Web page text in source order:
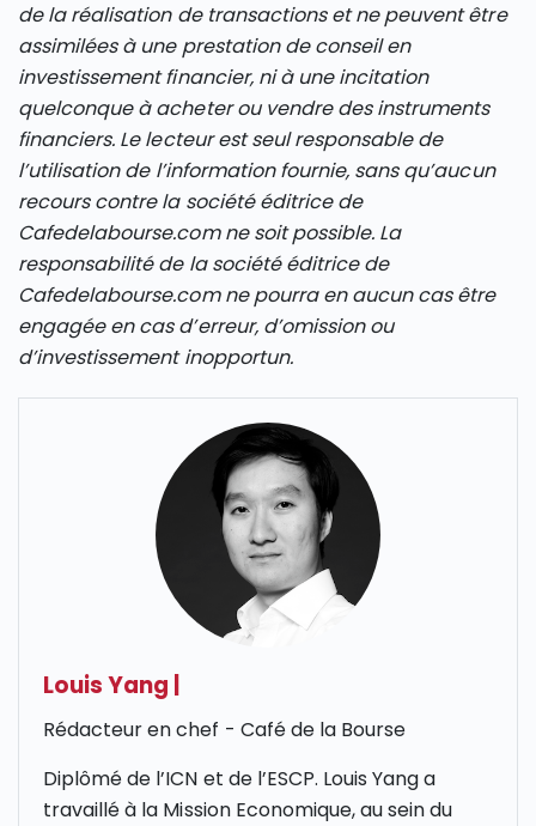
de la réalisation de transactions et ne peuvent être
assimilées à une prestation de conseil en
investissement financier, ni à une incitation
quelconque à acheter ou vendre des instruments
financiers. Le lecteur est seul responsable de
l’utilisation de l’information fournie, sans qu’aucun
recours contre la société éditrice de
Cafedelabourse.com ne soit possible. La
responsabilité de la société éditrice de
Cafedelabourse.com ne pourra en aucun cas être
engagée en cas d’erreur, d’omission ou
d’investissement inopportun.
Louis Yang
Rédacteur en chef - Café de la Bourse
Diplômé de l’ICN et de l’ESCP. Louis Yang a
travaillé à la Mission Economique, au sein du